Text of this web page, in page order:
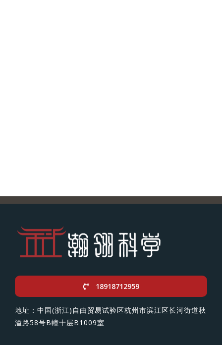
18918712959
地址：中国(浙江)自由贸易试验区杭州市滨江区长河街道秋
溢路58号B幢十层B1009室